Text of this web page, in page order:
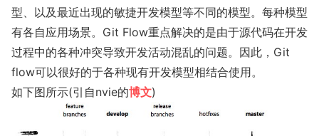
型、以及最近出现的敏捷开发模型等不同的模型。每种模型
有各自应用场景。Git Flow重点解决的是由于源代码在开发
过程中的各种冲突导致开发活动混乱的问题。因此，Git
flow可以很好的于各种现有开发模型相结合使用。
如下图所示(引自nvie的博文)